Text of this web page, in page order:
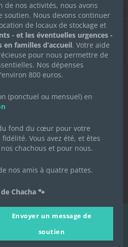
des Chachous
légales
de confidentialité
Bertrand Cannamela
de nos activités, nous avons
soutien. Nous devons continuer
de locaux de stockage et
- et les éventuelles urgences -
en familles d’accueil. Votre aide
pour nous permettre de
Nos dépenses
800 euros.
(ponctuel ou mensuel) en
fond du cœur pour votre
Vous avez été, et êtes
chachous et pour nous.
nos amis à quatre pattes.
Chacha 🐾
Envoyer un message de
soutien
pour
Si
site,
en
J'accepte